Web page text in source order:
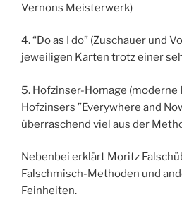
Vernons Meisterwerk)
4. “Do as I do” (Zuschauer und
jeweiligen Karten trotz einer
5. Hofzinser-Homage
Hofzinsers ”Everywhere and
überraschend viel aus der
Nebenbei erklärt Moritz
Falschmisch-Methoden und
Feinheiten.